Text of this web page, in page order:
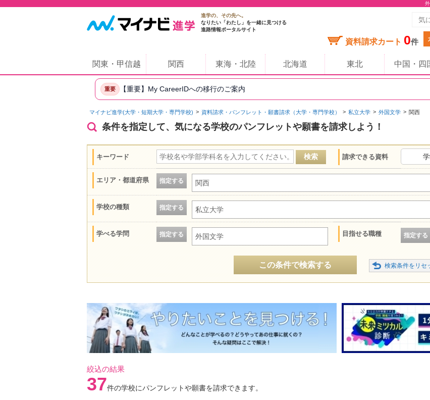
進学の、その先へ。
なりたい「わたし」を一緒に見つける
進路情報ポータルサイト
資料請求カート 0件
関東・甲信越 関西 東海・北陸 北海道 東北 中国・四
重要 【重要】My CareerIDへの移行のご案内
マイナビ進学(大学・短期大学・専門学校) 資料請求・パンフレット・願書請求（大学・専門学校） 私立大学 外国文学 関西
条件を指定して、気になる学校のパンフレットや願書を請求しよう！
キーワード 請求できる資料
エリア・都道府県 指定する 関西
学校の種類 指定する 私立大学
学べる学問 指定する 外国文学 目指せる職種 指定する
この条件で検索する
絞込の結果
37件の学校にパンフレットや願書を請求できます。